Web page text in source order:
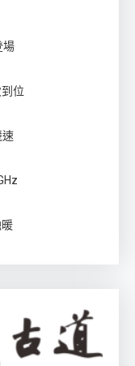
場
位
速